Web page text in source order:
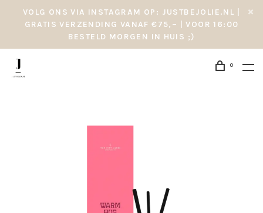
VOLG ONS VIA INSTAGRAM OP: JUSTBEJOLIE.NL |
GRATIS VERZENDING VANAF €75,– | VOOR 16:00
BESTELD MORGEN IN HUIS ;)
0